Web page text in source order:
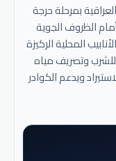
بمرحلة حرجة
الظروف الجوية
المحلية الركيزة
وتصريف مياه
ويدعم الكوادر